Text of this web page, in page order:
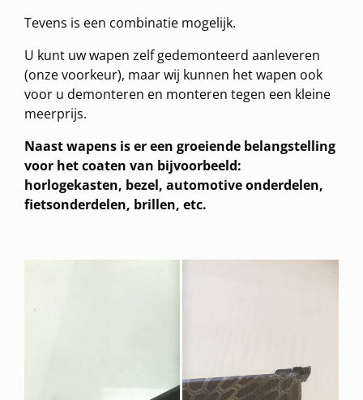
Tevens is een combinatie mogelijk.
U kunt uw wapen zelf gedemonteerd aanleveren
(onze voorkeur), maar wij kunnen het wapen ook
voor u demonteren en monteren tegen een kleine
meerprijs.
Naast wapens is er een groeiende belangstelling
voor het coaten van bijvoorbeeld:
horlogekasten, bezel, automotive onderdelen,
fietsonderdelen, brillen, etc.